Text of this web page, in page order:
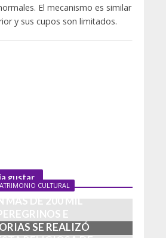
El mecanismo es similar
y sus cupos son limitados.
gustar
CULTURAL
MÁS DE 200 MIL
E
SE REALIZÓ